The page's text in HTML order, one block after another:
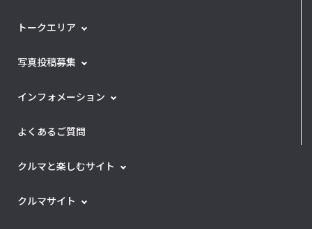
トークエリア
写真投稿募集
インフォメーション
よくあるご質問
クルマと楽しむサイト
クルマサイト